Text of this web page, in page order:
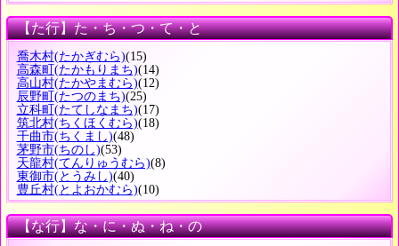
【た行】た・ち・つ・て・と
喬木村(たかぎむら)(15)
高森町 (たかもりまち)(14)
高山村(たかやまむら)(12)
辰野町 (たつのまち)(25)
立科町 (たてしなまち)(17)
筑北村(ちくほくむら)(18)
千曲市(ちくまし)(48)
茅野市(ちのし)(53)
天龍村(てんりゅうむら)(8)
東御市(とうみし)(40)
豊丘村(とよおかむら)(10)
【な行】な・に・ぬ・ね・の